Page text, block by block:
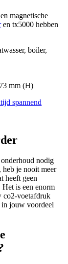
magnetische
en tx5000 hebben
boiler,
mm (H)
spannend
nodig
heb je nooit meer
heeft geen
is een enorm
co2-voetafdruk
in jouw voordeel